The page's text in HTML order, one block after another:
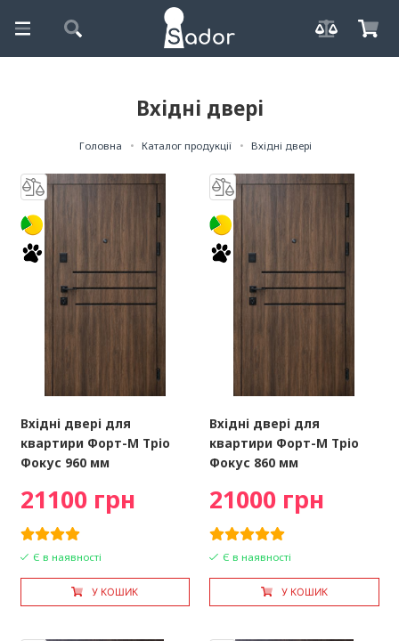
Вхідні двері
Головна Каталог продукції Вхідні двері
Вхідні двері для
квартири Форт-М Тріо
Фокус 960 мм
21100 грн
Є в наявності
У КОШИК
Вхідні двері для
квартири Форт-М Тріо
Фокус 860 мм
21000 грн
Є в наявності
У КОШИК